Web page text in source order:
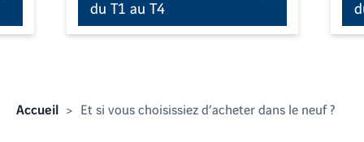
du T1 au T4
Accueil Et si vous choisissiez d’acheter dans le neuf ?